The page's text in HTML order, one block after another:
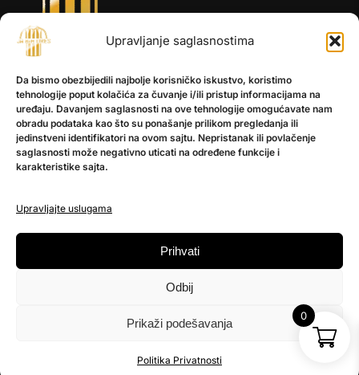
Upravljanje saglasnostima
Da bismo obezbijedili najbolje korisničko iskustvo, koristimo
tehnologije poput kolačića za čuvanje i/ili pristup informacijama na
uređaju. Davanjem saglasnosti na ove tehnologije omogućavate nam
obradu podataka kao što su ponašanje prilikom pregledanja ili
jedinstveni identifikatori na ovom sajtu. Nepristanak ili povlačenje
saglasnosti može negativno uticati na određene funkcije i
karakteristike sajta.
Upravljajte uslugama
Prihvati
Odbij
Prikaži podešavanja
Politika Privatnosti
INFORMACIJE
O nama
Kontakt
POMOĆ
Politika privatnosti
PRATITE NAS
Instagram
0